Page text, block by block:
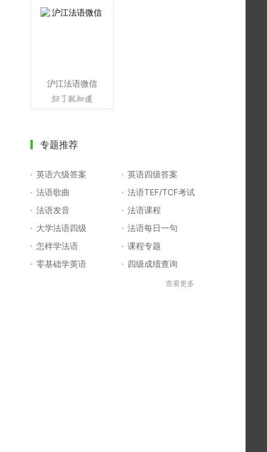
沪江法语微信
专题推荐
英语六级答案
英语四级答案
法语歌曲
法语TEF/TCF考试
法语发音
法语课程
大学法语四级
法语每日一句
怎样学法语
课程专题
零基础学英语
四级成绩查询
四六级成绩查询
查看更多